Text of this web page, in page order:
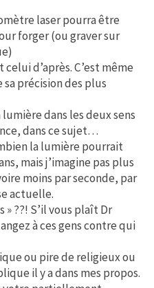
laser pourra être
forger (ou graver sur
celui d’après. C’est même
précision des plus
dans les deux sens
dans ce sujet…
la lumière pourrait
mais j’imagine pas plus
moins par seconde, par
actuelle.
» ??! S’il vous plaît Dr
à ces gens contre qui
ou pire de religieux ou
il y a dans mes propos.